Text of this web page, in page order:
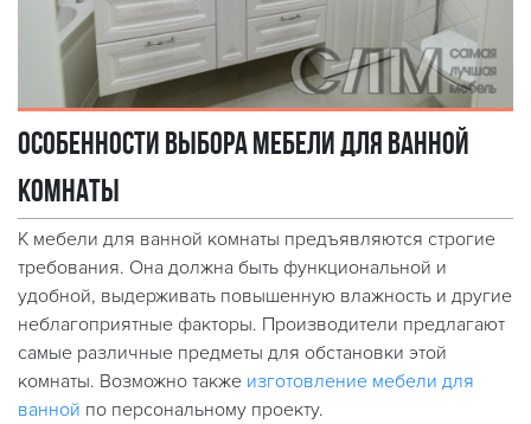
Особенности выбора мебели для ванной
комнаты
К мебели для ванной комнаты предъявляются строгие
требования. Она должна быть функциональной и
удобной, выдерживать повышенную влажность и другие
неблагоприятные факторы. Производители предлагают
самые различные предметы для обстановки этой
комнаты. Возможно также изготовление мебели для
ванной по персональному проекту.